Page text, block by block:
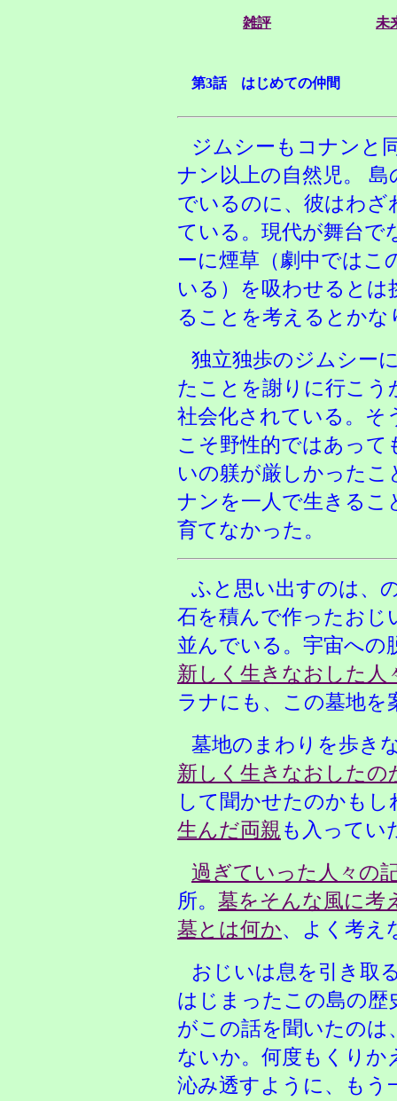
雑評 未
第3話 はじめての仲間
ジムシーもコナンと
ナン以上の自然児。
でいるのに、彼はわざ
ている。現代が舞台で
ーに煙草（劇中ではこ
いる）を吸わせるとは
ることを考えるとかな
独立独歩のジムシー
たことを謝りに行こ
社会化されている。そ
こそ野性的ではあって
いの躾が厳しかった
ナンを一人で生きる
育てなかった。
ふと思い出すのは、
石を積んで作ったおじ
並んでいる。宇宙への
新しく生きなおした人
ラナにも、この墓地を
墓地のまわりを歩き
新しく生きなおしたの
して聞かせたのかも
生んだ両親も入ってい
過ぎていった人々の
所。 墓をそんな風に考
墓とは何か、よく考え
おじいは息を引き取
はじまったこの島の
がこの話を聞いたの
ないか。何度もくり
沁み透すように、もう